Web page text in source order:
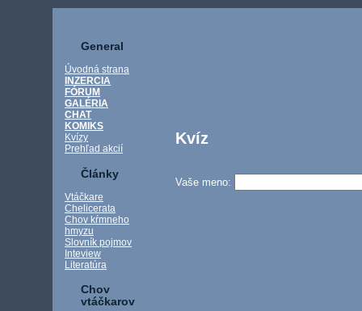
General
Úvodná strana
INZERCIA
FÓRUM
GALÉRIA
CHAT
KOMIKS
Kvízy
Prehľad akcií
Články
Vtáčkare
Chelicerata
Chov kŕmneho
hmyzu
Slovník pojmov
Inteview
Literatúra
Chov
vtáčkarov
Kvíz
Vaše meno: